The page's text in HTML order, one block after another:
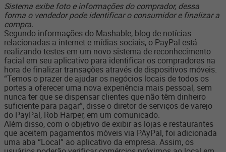
Sistema exibe foto e informações do comprador, dessa
forma o vendedor pode identificar o consumidor e finalizar a
compra.
Segundo informações do Mashable, blog de notícias
relacionadas a internet e mídias sociais, o PayPal está
realizando testes em um novo sistema de reconhecimento
facial em seu aplicativo para identificar os compradores na
hora de finalizar transações através de dispositivos móveis.
“Temos o prazer de ajudar os negócios locais de todos os
portes a oferecer uma nova experiência mais pessoal, sem
nunca ter que se dispensar clientes que não têm dinheiro
suficiente para pagar”, disse o diretor de serviços de varejo
do PayPal, Rob Harper, em um comunicado.
Além disso, com o objetivo de exibir as lojas e restaurantes
que aceitem pagamentos móveis via PAyPal, foi adicionada
uma aba “Local” ao aplicativo da empresa. Assim, os